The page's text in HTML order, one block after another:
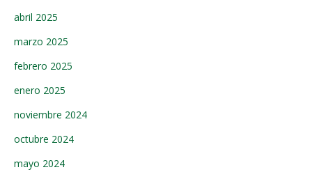
abril 2025
marzo 2025
febrero 2025
enero 2025
noviembre 2024
octubre 2024
mayo 2024